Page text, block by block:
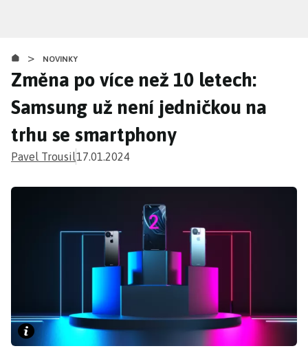
obsahu
> NOVINKY
Změna po více než 10 letech:
Samsung už není jedničkou na
trhu se smartphony
Pavel Trousil17.01.2024